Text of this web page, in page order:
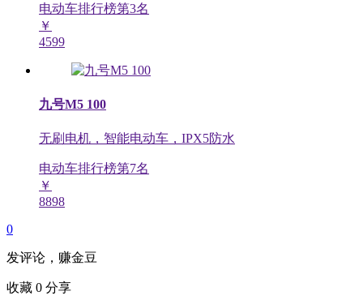
电动车排行榜第3名
￥
4599
九号M5 100
无刷电机，智能电动车，IPX5防水
电动车排行榜第7名
￥
8898
0
发评论，赚金豆
收藏 0 分享